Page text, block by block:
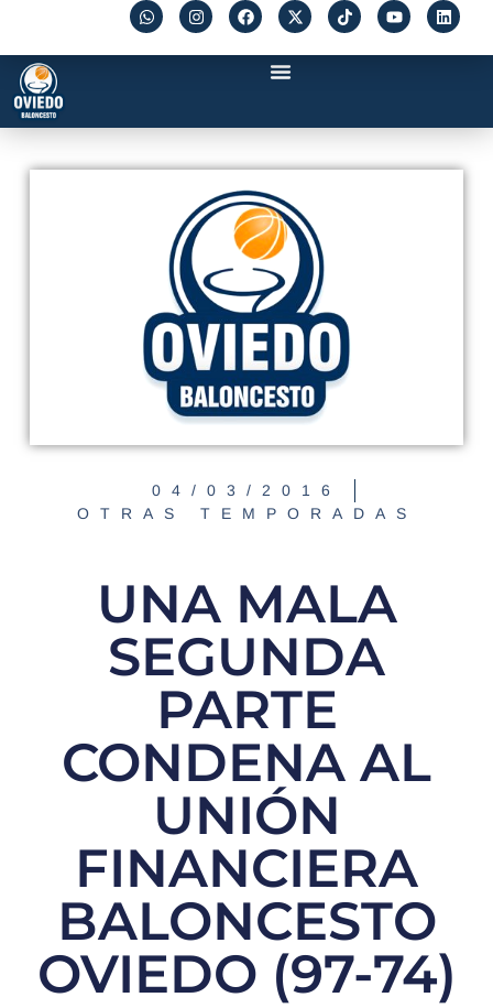
04/03/2016
OTRAS TEMPORADAS
UNA MALA
SEGUNDA
PARTE
CONDENA AL
UNIÓN
FINANCIERA
BALONCESTO
OVIEDO (97-74)